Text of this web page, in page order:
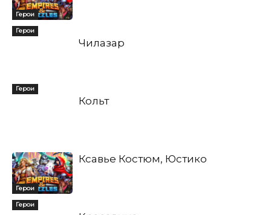
Герои
Герои
Чилазар
Герои
Кольт
Герои
Ксавье Костюм, Юстико
Герои